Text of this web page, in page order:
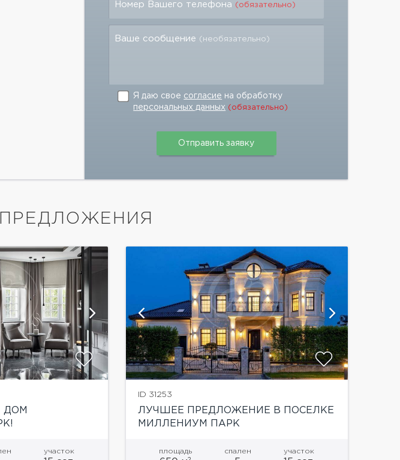
Номер Вашего телефона (обязательно)
Ваше сообщение (необязательно)
Я даю свое согласие на обработку
персональных данных (обязательно)
ДОМ
участок
31 фотографию
ID 31253
ЛУЧШЕЕ ПРЕДЛОЖЕНИЕ В ПОСЕЛКЕ
МИЛЛЕНИУМ ПАРК
площадь спален участок